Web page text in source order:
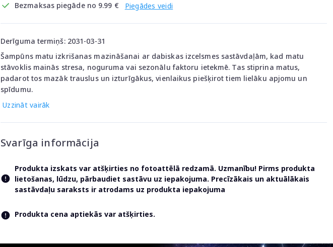
Bezmaksas piegāde no 9.99 € Piegādes veidi
Derīguma termiņš: 2031-03-31
Šampūns matu izkrišanas mazināšanai ar dabiskas izcelsmes sastāvdaļām, kad matu
stāvoklis mainās stresa, noguruma vai sezonālu faktoru ietekmē. Tas stiprina matus,
padarot tos mazāk trauslus un izturīgākus, vienlaikus piešķirot tiem lielāku apjomu un
spīdumu.
Uzzināt vairāk
Svarīga informācija
Produkta izskats var atšķirties no fotoattēlā redzamā. Uzmanību! Pirms produkta
lietošanas, lūdzu, pārbaudiet sastāvu uz iepakojuma. Precīzākais un aktuālākais
sastāvdaļu saraksts ir atrodams uz produkta iepakojuma
Produkta cena aptiekās var atšķirties.